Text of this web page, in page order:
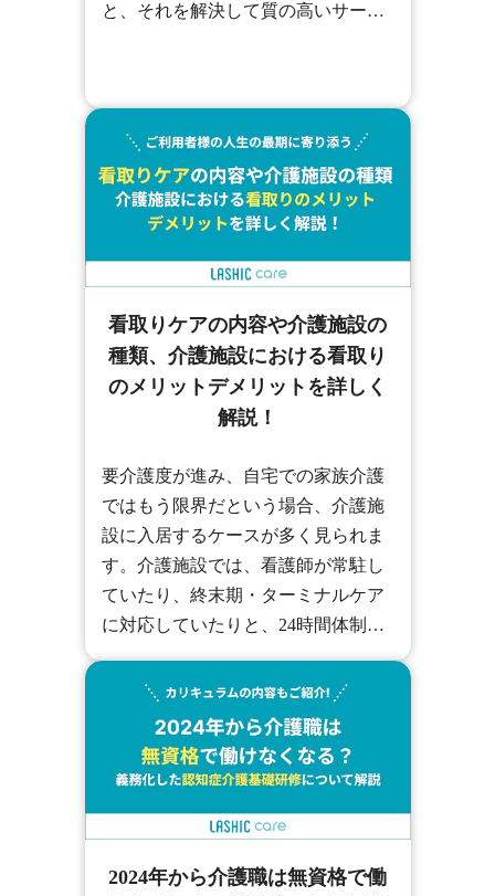
と、それを解決して質の高いサービ
看取りケアの内容や介護施設の
種類、介護施設における看取り
のメリットデメリットを詳しく
解説！
要介護度が進み、自宅での家族介護
ではもう限界だという場合、介護施
設に入居するケースが多く見られま
す。介護施設では、看護師が常駐し
ていたり、終末期・ターミナルケア
に対応していたりと、24時間体制で
手厚いケアや終末期のサポートを行
っています。
2024年から介護職は無資格で働